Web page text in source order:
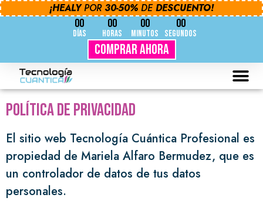
¡HEALYPOR 30-50% DEDESCUENTO!
00
Días
00
Horas
00
Minutos
00
Segundos
Comprar Ahora
Política de privacidad
El sitio web Tecnología Cuántica Profesional es
propiedad de Mariela Alfaro Bermudez, que es
un controlador de datos de tus datos
personales.